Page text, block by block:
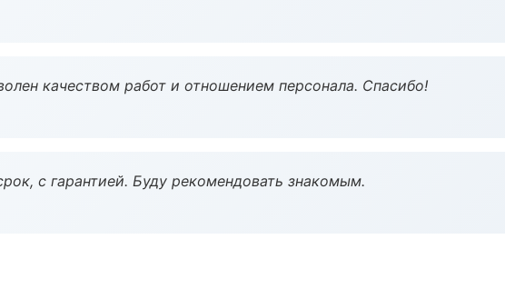
качеством работ и отношением персонала. Спасибо!
с гарантией. Буду рекомендовать знакомым.